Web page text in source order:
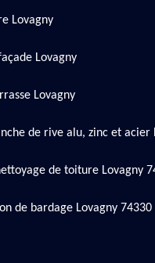
Lovagny
Lovagny
Lovagny
de rive alu, zinc et acier
de toiture Lovagny
de bardage Lovagny 74330